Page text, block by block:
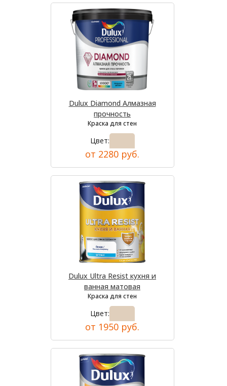
Dulux Diamond Алмазная
прочность
Краска для стен
Цвет:
от 2280 руб.
Dulux Ultra Resist кухня и
ванная матовая
Краска для стен
Цвет:
от 1950 руб.